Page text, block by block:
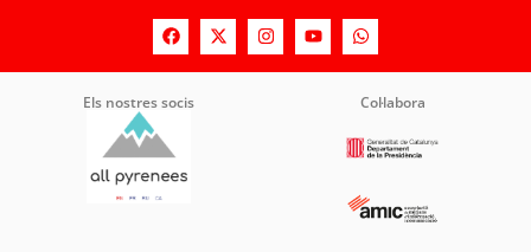
Els nostres socis Col·labora